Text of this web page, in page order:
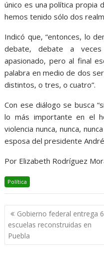
único es una política propia
hemos tenido sólo dos
Indicó que, “entonces, lo
debate, debate a
apasionado, pero al final
palabra en medio de dos
distintos, o tres, o cuatro”.
Con ese diálogo se busca
lo más importante en el
violencia nunca, nunca,
esposa del presidente
Por Elizabeth Rodríguez
Política
Navegación
de
entradas
Gobierno federal entrega 6
escuelas reconstruidas en
Puebla